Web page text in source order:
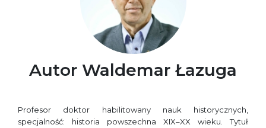
Autor Waldemar Łazuga
Profesor doktor habilitowany nauk historycznych,
specjalność: historia powszechna XIX–XX wieku. Tytuł